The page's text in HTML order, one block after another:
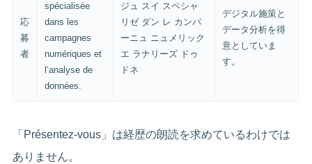
応
募
者
spécialisée
dans les
campagnes
numériques et
l’analyse de
données.
ジュ スイ スペシャ
リゼ ダン レ カンパ
ーニュ ニュメリック
エ ラナリーズ ドゥ
ドネ
デジタル施策と
データ分析を得
意としていま
す。
「Présentez-vous」は経歴の朗読を求めているわけでは
ありません。